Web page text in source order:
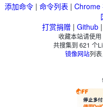
添加命令 | 命令列表 | Chrome
打赏捐赠 | Github |
收藏本站请使
共搜集到 621 个
镜像网站列表